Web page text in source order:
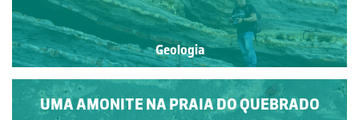
Geologia
UMA AMONITE NA PRAIA DO QUEBRADO